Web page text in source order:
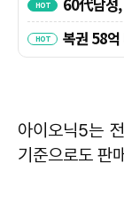
아이오닉5는
기준으로도 판